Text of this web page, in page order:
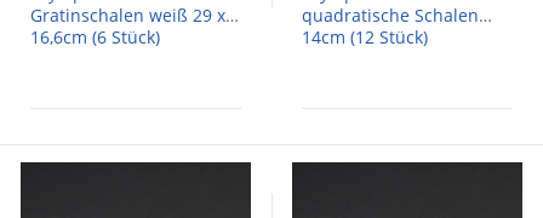
Gratinschalen weiß 29 x
16,6cm (6 Stück)
quadratische Schalen
14cm (12 Stück)